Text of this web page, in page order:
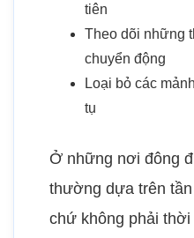
tiên
Theo dõi những
chuyển động
Loại bỏ các
tụ
Ở những nơi đông
thường dựa trên
chứ không phải thời